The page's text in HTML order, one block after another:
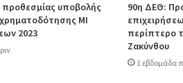
υποβολής
ΜΙ
2023
90η ΔΕΘ:
περίπτερο
Ζακύνθου
1 εβδομάδα